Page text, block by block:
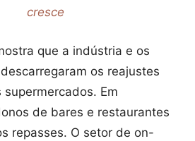
cresce
que a indústria e os
os reajustes
Em
de bares e restaurantes
repasses. O setor de on-